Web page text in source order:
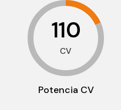
110
CV
Potencia CV